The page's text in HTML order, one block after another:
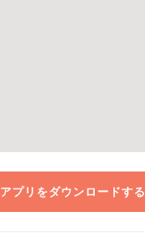
アプリをダウンロードする